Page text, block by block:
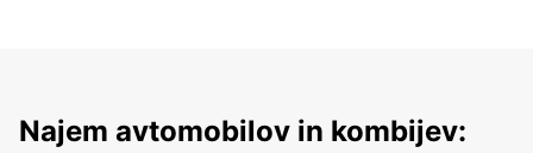
Najem avtomobilov in kombijev: